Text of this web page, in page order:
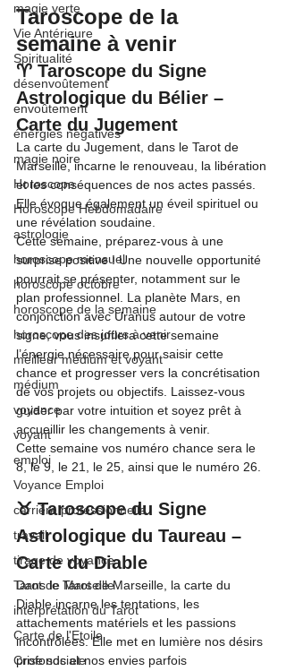
magie verte
Vie Antérieure
Spiritualité
désenvoûtement
envoûtement
énergies négatives
magie noire
Horoscope
Horoscope Hebdomadaire
astrologie
horoscope mensuel
horoscope octobre
horoscope de la semaine
horoscope des jours à venir
meilleur médium et voyant
médium
voyance
voyant
emploi
Voyance Emploi
carrière professionnelle
travail
tirage de voyance
Tarot de Marseille
interprétation du Tarot
Carte de l'Etoile
Crise sociale
Taroscope de la
semaine à venir
♈ Taroscope du Signe
Astrologique du Bélier –
Carte du Jugement
La carte du Jugement, dans le Tarot de
Marseille, incarne le renouveau, la libération
et les conséquences de nos actes passés.
Elle évoque également un éveil spirituel ou
une révélation soudaine.
Cette semaine, préparez-vous à une
surprise positive ! Une nouvelle opportunité
pourrait se présenter, notamment sur le
plan professionnel. La planète Mars, en
conjonction avec Uranus autour de votre
signe, vous insufflera cette semaine
l’énergie nécessaire pour saisir cette
chance et progresser vers la concrétisation
de vos projets ou objectifs. Laissez-vous
guider par votre intuition et soyez prêt à
accueillir les changements à venir.
Cette semaine vos numéro chance sera le
8, le 9, le 21, le 25, ainsi que le numéro 26.
♉ Taroscope du Signe
Astrologique du Taureau –
Carte du Diable
Dans le Tarot de Marseille, la carte du
Diable incarne les tentations, les
attachements matériels et les passions
incontrôlées. Elle met en lumière nos désirs
profonds et nos envies parfois